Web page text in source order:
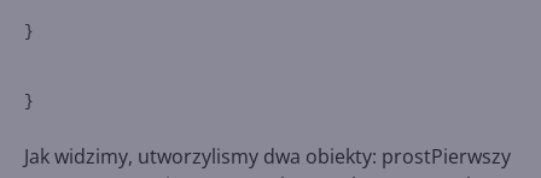
}
}
Jak widzimy, utworzylismy dwa obiekty: prostPierwszy